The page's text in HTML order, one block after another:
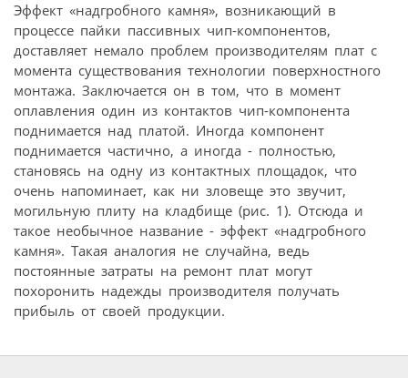
Эффект «надгробного камня», возникающий в
процессе пайки пассивных чип-компонентов,
доставляет немало проблем производителям плат с
момента существования технологии поверхностного
монтажа. Заключается он в том, что в момент
оплавления один из контактов чип-компонента
поднимается над платой. Иногда компонент
поднимается частично, а иногда - полностью,
становясь на одну из контактных площадок, что
очень напоминает, как ни зловеще это звучит,
могильную плиту на кладбище (рис. 1). Отсюда и
такое необычное название - эффект «надгробного
камня». Такая аналогия не случайна, ведь
постоянные затраты на ремонт плат могут
похоронить надежды производителя получать
прибыль от своей продукции.